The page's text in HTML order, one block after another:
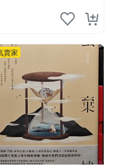
賣家